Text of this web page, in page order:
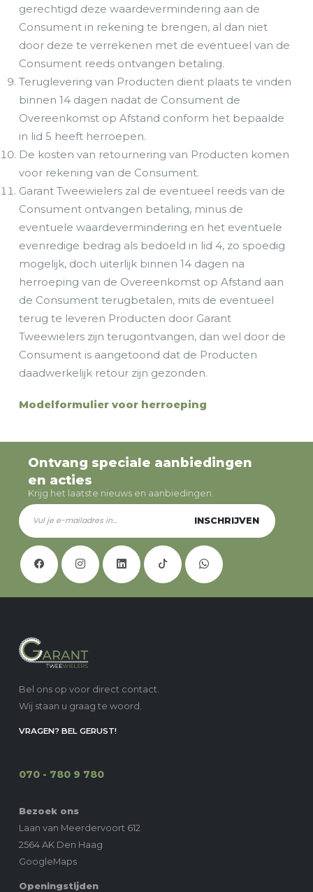
gerechtigd deze waardevermindering aan de
Consument in rekening te brengen, al dan niet
door deze te verrekenen met de eventueel van de
Consument reeds ontvangen betaling.
Teruglevering van Producten dient plaats te vinden
binnen 14 dagen nadat de Consument de
Overeenkomst op Afstand conform het bepaalde
in lid 5 heeft herroepen.
De kosten van retournering van Producten komen
voor rekening van de Consument.
Garant Tweewielers zal de eventueel reeds van de
Consument ontvangen betaling, minus de
eventuele waardevermindering en het eventuele
evenredige bedrag als bedoeld in lid 4, zo spoedig
mogelijk, doch uiterlijk binnen 14 dagen na
herroeping van de Overeenkomst op Afstand aan
de Consument terugbetalen, mits de eventueel
terug te leveren Producten door Garant
Tweewielers zijn terugontvangen, dan wel door de
Consument is aangetoond dat de Producten
daadwerkelijk retour zijn gezonden.
Modelformulier voor herroeping
Ontvang speciale aanbiedingen
en acties
Krijg het laatste nieuws en aanbiedingen.
INSCHRIJVEN
Bel ons op voor direct contact.
Wij staan u graag te woord.
VRAGEN? BEL GERUST!
070 - 780 9 780
Bezoek ons
Laan van Meerdervoort 612
2564 AK Den Haag
GoogleMaps
Openingstijden